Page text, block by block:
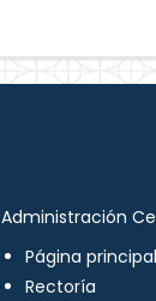
Administración
Página principal
Rectoría